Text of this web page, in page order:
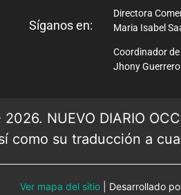
Síganos en:
Directora
Maria Isabel
Coordinador
Jhony Guerrero
NUEVO DIARIO
como su traducción a
Ver mapa del sitio| Desarrollado